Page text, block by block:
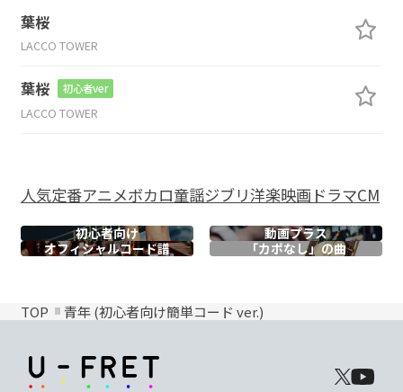
葉桜
LACCO TOWER
葉桜 初心者ver
LACCO TOWER
人気定番アニメボカロ童謡ジブリ洋楽映画ドラマCM
初心者向け
動画プラス
オフィシャルコード譜 「カポなし」の曲
TOP 青年 (初心者向け簡単コード ver.)